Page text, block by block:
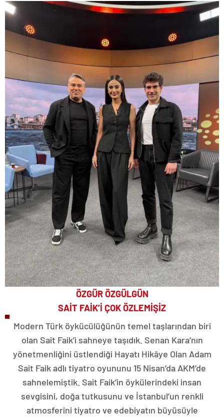
ÖZGÜR ÖZGÜLGÜN
SAİT FAİK’İ ÇOK ÖZLEMİŞİZ
Modern Türk öykücülüğünün temel taşlarından biri
olan Sait Faik’i sahneye taşıdık. Senan Kara’nın
yönetmenliğini üstlendiği Hayatı Hikâye Olan Adam
Sait Faik adlı tiyatro oyununu 15 Nisan’da AKM’de
sahnelemiştik. Sait Faik’in öykülerindeki insan
sevgisini, doğa tutkusunu ve İstanbul’un renkli
atmosferini tiyatro ve edebiyatın büyüsüyle